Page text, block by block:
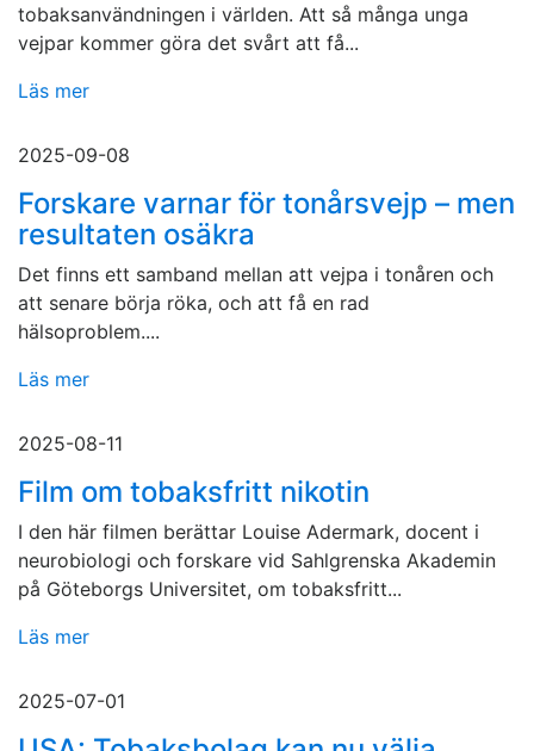
tobaksanvändningen i världen. Att så många unga
vejpar kommer göra det svårt att få...
Läs mer
2025-09-08
Forskare varnar för tonårsvejp – men
resultaten osäkra
Det finns ett samband mellan att vejpa i tonåren och
att senare börja röka, och att få en rad
hälsoproblem....
Läs mer
2025-08-11
Film om tobaksfritt nikotin
I den här filmen berättar Louise Adermark, docent i
neurobiologi och forskare vid Sahlgrenska Akademin
på Göteborgs Universitet, om tobaksfritt...
Läs mer
2025-07-01